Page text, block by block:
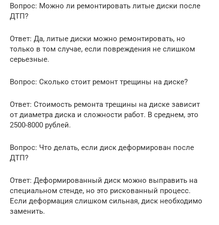
Вопрос: Можно ли ремонтировать литые диски после
ДТП?
Ответ: Да, литые диски можно ремонтировать, но
только в том случае, если повреждения не слишком
серьезные.
Вопрос: Сколько стоит ремонт трещины на диске?
Ответ: Стоимость ремонта трещины на диске зависит
от диаметра диска и сложности работ. В среднем, это
2500-8000 рублей.
Вопрос: Что делать, если диск деформирован после
ДТП?
Ответ: Деформированный диск можно выправить на
специальном стенде, но это рискованный процесс.
Если деформация слишком сильная, диск необходимо
заменить.